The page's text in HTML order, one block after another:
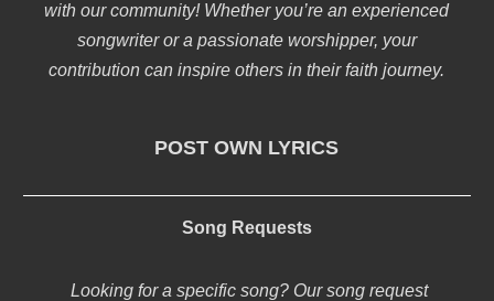
with our community! Whether you’re an experienced
songwriter or a passionate worshipper, your
contribution can inspire others in their faith journey.
POST OWN LYRICS
Song Requests
Looking for a specific song? Our song request